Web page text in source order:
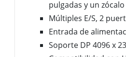
Tecnología de IA
Movilidad con Edge AI
pulgadas y un zócalo
Múltiples E/S, 2
Entrada de
Soporte DP 4096 x